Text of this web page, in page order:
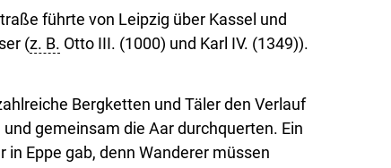
führte von Leipzig über Kassel und
(z. B. Otto III. (1000) und Karl IV. (1349)).
Bergketten und Täler den Verlauf
gemeinsam die Aar durchquerten. Ein
Eppe gab, denn Wanderer müssen